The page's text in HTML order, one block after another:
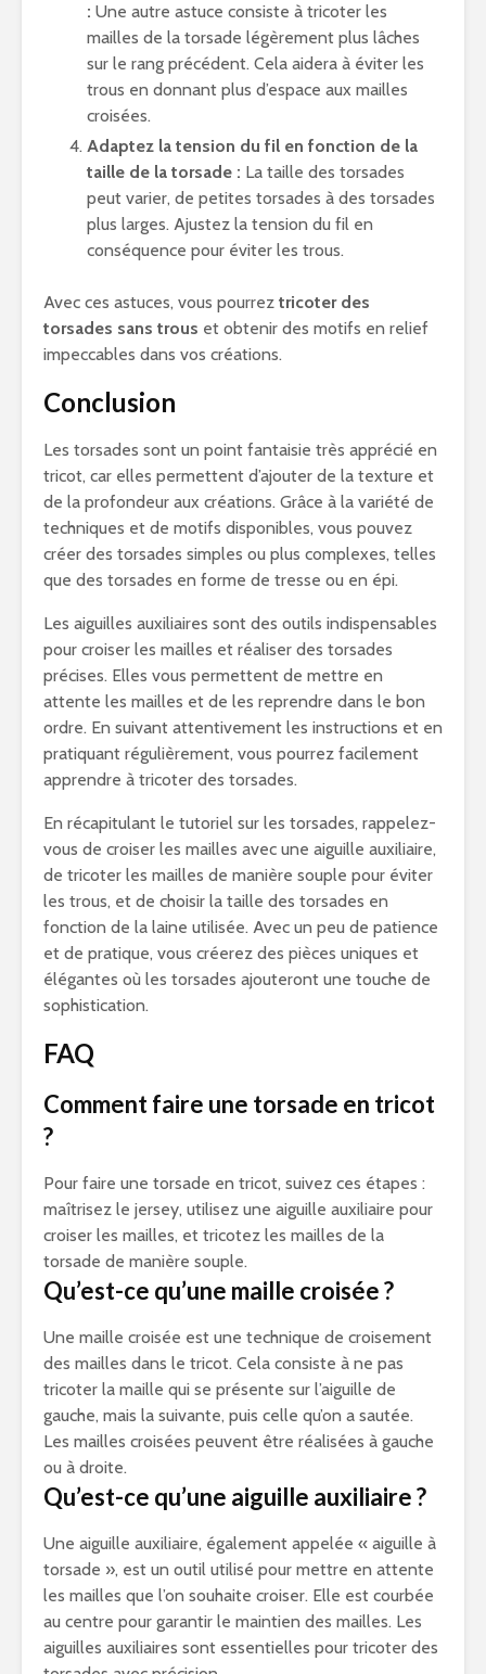
: Une autre astuce consiste à tricoter les
mailles de la torsade légèrement plus lâches
sur le rang précédent. Cela aidera à éviter les
trous en donnant plus d’espace aux mailles
croisées.
Adaptez la tension du fil en fonction de la
taille de la torsade : La taille des torsades
peut varier, de petites torsades à des torsades
plus larges. Ajustez la tension du fil en
conséquence pour éviter les trous.
Avec ces astuces, vous pourrez tricoter des
torsades sans trous et obtenir des motifs en relief
impeccables dans vos créations.
Conclusion
Les torsades sont un point fantaisie très apprécié en
tricot, car elles permettent d’ajouter de la texture et
de la profondeur aux créations. Grâce à la variété de
techniques et de motifs disponibles, vous pouvez
créer des torsades simples ou plus complexes, telles
que des torsades en forme de tresse ou en épi.
Les aiguilles auxiliaires sont des outils indispensables
pour croiser les mailles et réaliser des torsades
précises. Elles vous permettent de mettre en
attente les mailles et de les reprendre dans le bon
ordre. En suivant attentivement les instructions et en
pratiquant régulièrement, vous pourrez facilement
apprendre à tricoter des torsades.
En récapitulant le tutoriel sur les torsades, rappelez-
vous de croiser les mailles avec une aiguille auxiliaire,
de tricoter les mailles de manière souple pour éviter
les trous, et de choisir la taille des torsades en
fonction de la laine utilisée. Avec un peu de patience
et de pratique, vous créerez des pièces uniques et
élégantes où les torsades ajouteront une touche de
sophistication.
FAQ
Comment faire une torsade en tricot
?
Pour faire une torsade en tricot, suivez ces étapes :
maîtrisez le jersey, utilisez une aiguille auxiliaire pour
croiser les mailles, et tricotez les mailles de la
torsade de manière souple.
Qu’est-ce qu’une maille croisée ?
Une maille croisée est une technique de croisement
des mailles dans le tricot. Cela consiste à ne pas
tricoter la maille qui se présente sur l’aiguille de
gauche, mais la suivante, puis celle qu’on a sautée.
Les mailles croisées peuvent être réalisées à gauche
ou à droite.
Qu’est-ce qu’une aiguille auxiliaire ?
Une aiguille auxiliaire, également appelée « aiguille à
torsade », est un outil utilisé pour mettre en attente
les mailles que l’on souhaite croiser. Elle est courbée
au centre pour garantir le maintien des mailles. Les
aiguilles auxiliaires sont essentielles pour tricoter des